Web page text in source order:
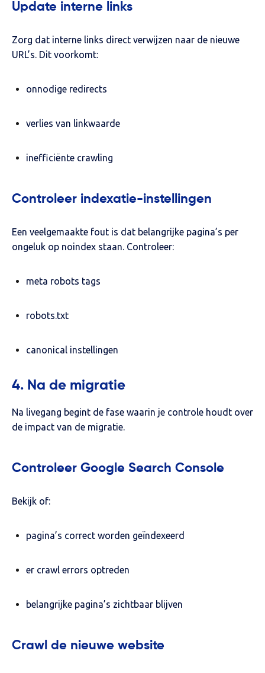
Update interne links
Zorg dat interne links direct verwijzen naar de nieuwe
URL’s. Dit voorkomt:
onnodige redirects
verlies van linkwaarde
inefficiënte crawling
Controleer indexatie-instellingen
Een veelgemaakte fout is dat belangrijke pagina’s per
ongeluk op noindex staan. Controleer:
meta robots tags
robots.txt
canonical instellingen
4. Na de migratie
Na livegang begint de fase waarin je controle houdt over
de impact van de migratie.
Controleer Google Search Console
Bekijk of:
pagina’s correct worden geïndexeerd
er crawl errors optreden
belangrijke pagina’s zichtbaar blijven
Crawl de nieuwe website